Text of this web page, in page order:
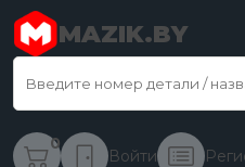
MAZIK.BY
0
Войти